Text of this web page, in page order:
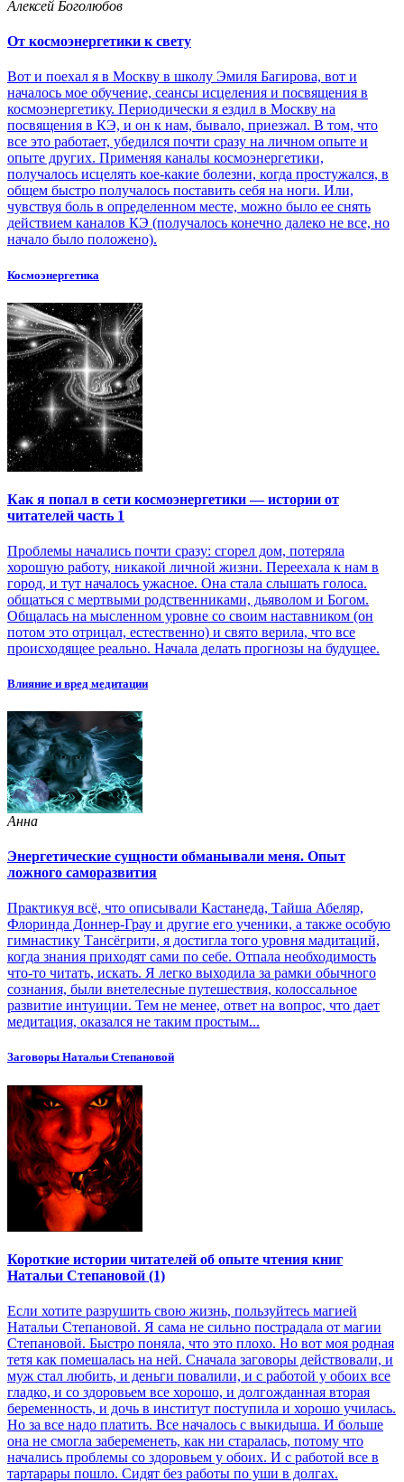
Алексей Боголюбов
От космоэнергетики к свету
Вот и поехал я в Москву в школу Эмиля Багирова, вот и
началось мое обучение, сеансы исцеления и посвящения в
космоэнергетику. Периодически я ездил в Москву на
посвящения в КЭ, и он к нам, бывало, приезжал. В том, что
все это работает, убедился почти сразу на личном опыте и
опыте других. Применяя каналы космоэнергетики,
получалось исцелять кое-какие болезни, когда простужался, в
общем быстро получалось поставить себя на ноги. Или,
чувствуя боль в определенном месте, можно было ее снять
действием каналов КЭ (получалось конечно далеко не все, но
начало было положено).
Космоэнергетика
Как я попал в сети космоэнергетики — истории от
читателей часть 1
Проблемы начались почти сразу: сгорел дом, потеряла
хорошую работу, никакой личной жизни. Переехала к нам в
город, и тут началось ужасное. Она стала слышать голоса.
общаться с мертвыми родственниками, дьяволом и Богом.
Общалась на мысленном уровне со своим наставником (он
потом это отрицал, естественно) и свято верила, что все
происходящее реально. Начала делать прогнозы на будущее.
Влияние и вред медитации
Анна
Энергетические сущности обманывали меня. Опыт
ложного саморазвития
Практикуя всё, что описывали Кастанеда, Тайша Абеляр,
Флоринда Доннер-Грау и другие его ученики, а также особую
гимнастику Тансёгрити, я достигла того уровня мадитаций,
когда знания приходят сами по себе. Отпала необходимость
что-то читать, искать. Я легко выходила за рамки обычного
сознания, были внетелесные путешествия, колоссальное
развитие интуиции. Тем не менее, ответ на вопрос, что дает
медитация, оказался не таким простым...
Заговоры Натальи Степановой
Короткие истории читателей об опыте чтения книг
Натальи Степановой (1)
Если хотите разрушить свою жизнь, пользуйтесь магией
Натальи Степановой. Я сама не сильно пострадала от магии
Степановой. Быстро поняла, что это плохо. Но вот моя родная
тетя как помешалась на ней. Сначала заговоры действовали, и
муж стал любить, и деньги повалили, и с работой у обоих все
гладко, и со здоровьем все хорошо, и долгожданная вторая
беременность, и дочь в институт поступила и хорошо училась.
Но за все надо платить. Все началось с выкидыша. И больше
она не смогла забеременеть, как ни старалась, потому что
начались проблемы со здоровьем у обоих. И с работой все в
тартарары пошло. Сидят без работы по уши в долгах.